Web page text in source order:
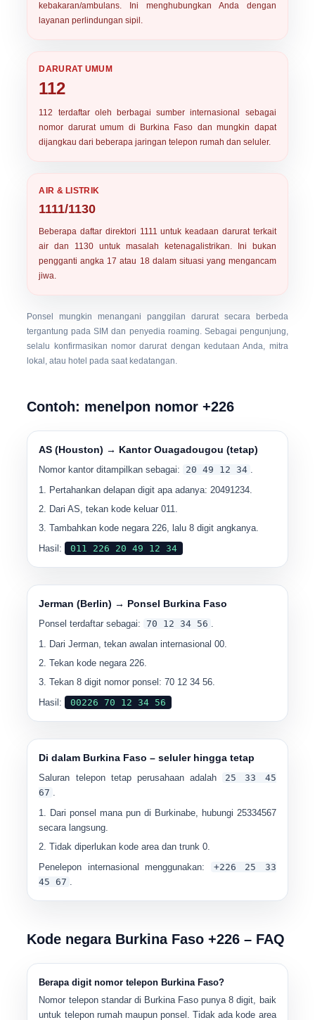
kebakaran/ambulans. Ini menghubungkan Anda dengan
layanan perlindungan sipil.
DARURAT UMUM
112
112 terdaftar oleh berbagai sumber internasional sebagai
nomor darurat umum di Burkina Faso dan mungkin dapat
dijangkau dari beberapa jaringan telepon rumah dan seluler.
AIR & LISTRIK
1111/1130
Beberapa daftar direktori 1111 untuk keadaan darurat terkait
air dan 1130 untuk masalah ketenagalistrikan. Ini bukan
pengganti angka 17 atau 18 dalam situasi yang mengancam
jiwa.
Ponsel mungkin menangani panggilan darurat secara berbeda
tergantung pada SIM dan penyedia roaming. Sebagai pengunjung,
selalu konfirmasikan nomor darurat dengan kedutaan Anda, mitra
lokal, atau hotel pada saat kedatangan.
Contoh: menelpon nomor +226
AS (Houston) → Kantor Ouagadougou (tetap)
Nomor kantor ditampilkan sebagai: 20 49 12 34 .
Pertahankan delapan digit apa adanya: 20491234.
Dari AS, tekan kode keluar 011.
Tambahkan kode negara 226, lalu 8 digit angkanya.
Hasil:
011 226 20 49 12 34
Jerman (Berlin) → Ponsel Burkina Faso
Ponsel terdaftar sebagai: 70 12 34 56 .
Dari Jerman, tekan awalan internasional 00.
Tekan kode negara 226.
Tekan 8 digit nomor ponsel: 70 12 34 56.
Hasil:
00226 70 12 34 56
Di dalam Burkina Faso – seluler hingga tetap
Saluran telepon tetap perusahaan adalah
25 33 45
67 .
Dari ponsel mana pun di Burkinabe, hubungi 25334567
secara langsung.
Tidak diperlukan kode area dan trunk 0.
Penelepon internasional menggunakan:
+226 25 33
45 67 .
Kode negara Burkina Faso +226 – FAQ
Berapa digit nomor telepon Burkina Faso?
Nomor telepon standar di Burkina Faso punya8 digit, baik
untuk telepon rumah maupun ponsel. Tidak ada kode area